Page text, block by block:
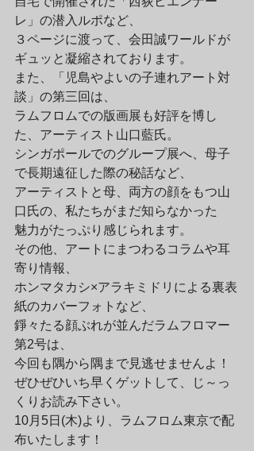
レ」の潜入ルポなど、
３ページに渡って、会田誠ワールドが
ギュッと凝縮されております。
また、「児島やよいの子連れアート対
談」の第三回は、
ラムフロムでの版画展も好評を博し
た、アーティスト山口藍氏。
シンガポールでのグループ展へ、母子
で長期遠征した際の秘話など、
アーティストと母、両方の顔をもつ山
口氏の、私たちがまだ知らなかった
魅力がたっぷり感じられます。
その他、アートにまつわるコラムや耳
寄り情報、
ホンマタカシ×アラキミドリによる裏表
紙のカバーフォトなど、
錚々たる顔ぶれが並んだラムフロマー
第2号は、
今回も隅から隅まで見逃せませんよ！
ぜひぜひいち早くゲットして、じ～っ
くりお読み下さい。
10月5日(木)より、ラムフロム東京で配
布いたします！